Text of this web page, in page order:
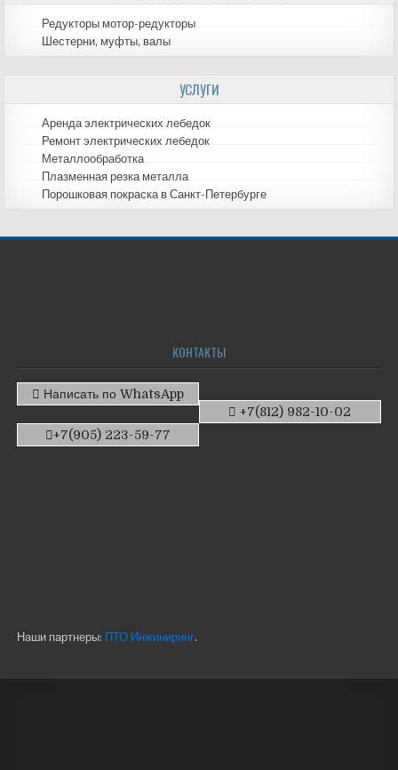
Редукторы мотор-редукторы
Шестерни, муфты, валы
УСЛУГИ
Аренда электрических лебедок
Ремонт электрических лебедок
Металлообработка
Плазменная резка металла
Порошковая покраска в Санкт-Петербурге
КОНТАКТЫ
Написать по WhatsApp
+7(812) 982-10-02
+7(905) 223-59-77
Наши партнеры: ПТО Инжиниринг.